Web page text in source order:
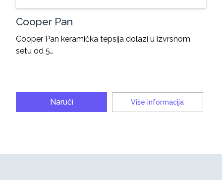
Cooper Pan
Cooper Pan keramička tepsija dolazi u izvrsnom
setu od 5…
Naruči Više informacija